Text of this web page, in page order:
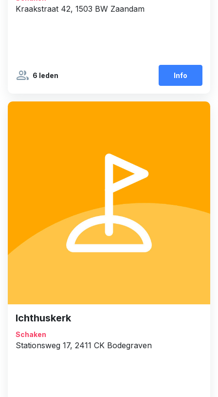
Kraakstraat 42, 1503 BW Zaandam
group 6 leden Info
Ichthuskerk
Schaken
Stationsweg 17, 2411 CK Bodegraven